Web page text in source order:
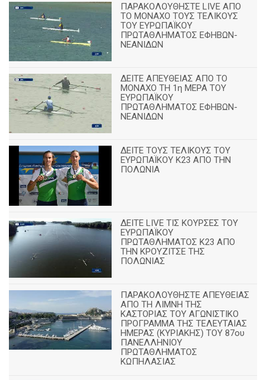
ΠΑΡΑΚΟΛΟΥΘΗΣΤΕ LIVE ΑΠΟ
ΤΟ ΜΟΝΑΧΟ ΤΟΥΣ ΤΕΛΙΚΟΥΣ
ΤΟΥ ΕΥΡΩΠΑΪΚΟΥ
ΠΡΩΤΑΘΛΗΜΑΤΟΣ ΕΦΗΒΩΝ-
ΝΕΑΝΙΔΩΝ
ΔΕΙΤΕ ΑΠΕΥΘΕΙΑΣ ΑΠΟ ΤΟ
ΜΟΝΑΧΟ ΤΗ 1η ΜΕΡΑ ΤΟΥ
ΕΥΡΩΠΑΪΚΟΥ
ΠΡΩΤΑΘΛΗΜΑΤΟΣ ΕΦΗΒΩΝ-
ΝΕΑΝΙΔΩΝ
ΔΕΙΤΕ ΤΟΥΣ ΤΕΛΙΚΟΥΣ ΤΟΥ
ΕΥΡΩΠΑΪΚΟΥ Κ23 ΑΠΟ ΤΗΝ
ΠΟΛΩΝΙΑ
ΔΕΙΤΕ LIVE ΤΙΣ ΚΟΥΡΣΕΣ ΤΟΥ
ΕΥΡΩΠΑΪΚΟΥ
ΠΡΩΤΑΘΛΗΜΑΤΟΣ Κ23 ΑΠΟ
ΤΗΝ ΚΡΟΥΖΙΤΣΕ ΤΗΣ
ΠΟΛΩΝΙΑΣ
ΠΑΡΑΚΟΛΟΥΘΗΣΤΕ ΑΠΕΥΘΕΙΑΣ
ΑΠΟ ΤΗ ΛΙΜΝΗ ΤΗΣ
ΚΑΣΤΟΡΙΑΣ ΤΟΥ ΑΓΩΝΙΣΤΙΚΟ
ΠΡΟΓΡΑΜΜΑ ΤΗΣ ΤΕΛΕΥΤΑΙΑΣ
ΗΜΕΡΑΣ (ΚΥΡΙΑΚΗΣ) ΤΟΥ 87ου
ΠΑΝΕΛΛΗΝΙΟΥ
ΠΡΩΤΑΘΛΗΜΑΤΟΣ
ΚΩΠΗΛΑΣΙΑΣ